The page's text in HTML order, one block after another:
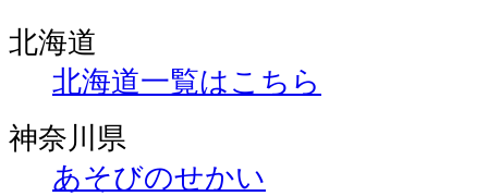
北海道
北海道一覧はこちら
神奈川県
あそびのせかい